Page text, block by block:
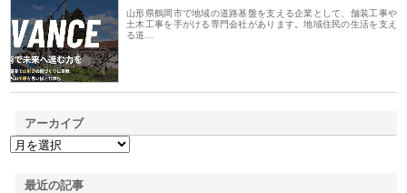
山形県鶴岡市で地域の道路基盤を支える企業として、舗装工事や
土木工事を手がける専門会社があります。地域住民の生活を支え
る道…
アーカイブ
最近の記事